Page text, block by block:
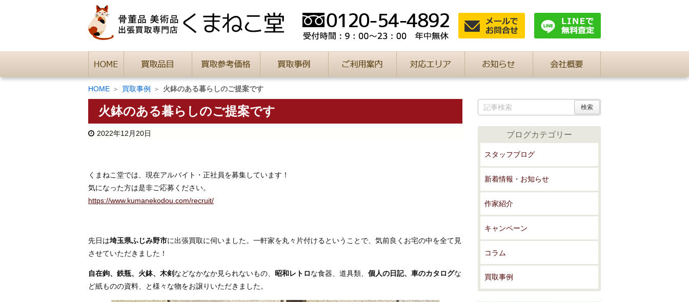
HOME 買取事例 火鉢のある暮らしのご提案です
火鉢のある暮らしのご提案です
2022年12月20日
くまねこ堂では、現在アルバイト・正社員を募集しています！
気になった方は是非ご応募ください。
https://www.kumanekodou.com/recruit/
先日は埼玉県ふじみ野市に出張買取に伺いました。一軒家を丸々片付けるということで、気前良くお宅の中を全て見
させていただきました！
自在鉤、鉄瓶、火鉢、木剣などなかなか見られないもの、 昭和レトロな食器、道具類、 個人の日記、車のカタログな
ど紙ものの資料、と様々な物をお譲りいただきました。
ブログカテゴリー
スタッフブログ
新着情報・お知らせ
作家紹介
キャンペーン
コラム
買取事例